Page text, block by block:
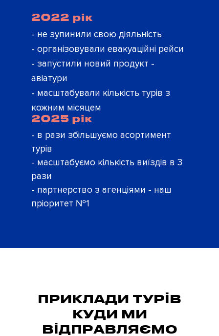
2022 рік
- не зупинили свою діяльність
- організовували евакуаційні рейси
- запустили новий продукт -
авіатури
- масштабували кількість турів з
кожним місяцем
2025 рік
- в рази збільшуємо асортимент
турів
- масштабуємо кількість виїздів в 3
рази
- партнерство з агенціями - наш
пріоритет №1
ПРИКЛАДИ ТУРІВ
КУДИ МИ
ВІДПРАВЛЯЄМО